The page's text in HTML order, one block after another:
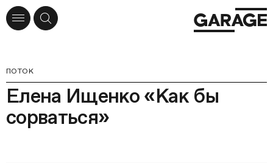
ПОТОК
Елена Ищенко «Как бы
сорваться»